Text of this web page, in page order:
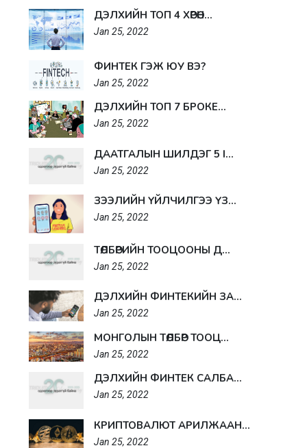
ДЭЛХИЙН ТОП 4 ХӨРӨН...
Jan 25, 2022
ФИНТЕК ГЭЖ ЮУ ВЭ?
Jan 25, 2022
ДЭЛХИЙН ТОП 7 БРОКЕ...
Jan 25, 2022
ДААТГАЛЫН ШИЛДЭГ 5 I...
Jan 25, 2022
ЗЭЭЛИЙН ҮЙЛЧИЛГЭЭ ҮЗ...
Jan 25, 2022
ТӨЛБӨРИЙН ТООЦООНЫ Д...
Jan 25, 2022
ДЭЛХИЙН ФИНТЕКИЙН ЗА...
Jan 25, 2022
МОНГОЛЫН ТӨЛБӨР ТООЦ...
Jan 25, 2022
ДЭЛХИЙН ФИНТЕК САЛБА...
Jan 25, 2022
КРИПТОВАЛЮТ АРИЛЖААН...
Jan 25, 2022